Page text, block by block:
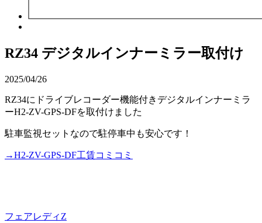
RZ34 デジタルインナーミラー取付け
2025/04/26
RZ34にドライブレコーダー機能付きデジタルインナーミラ
ーH2-ZV-GPS-DFを取付けました
駐車監視セットなので駐停車中も安心です！
→H2-ZV-GPS-DF工賃コミコミ
フェアレディZ